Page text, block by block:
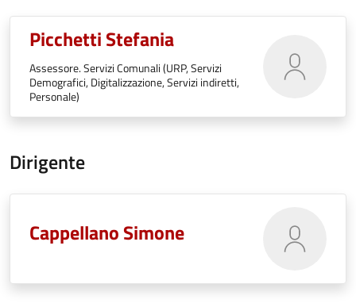
Picchetti Stefania
Assessore. Servizi Comunali (URP, Servizi
Demografici, Digitalizzazione, Servizi indiretti,
Personale)
Dirigente
Cappellano Simone